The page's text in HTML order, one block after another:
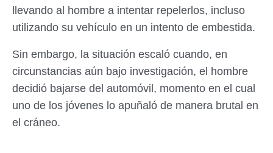
llevando al hombre a intentar repelerlos, incluso
utilizando su vehículo en un intento de embestida.
Sin embargo, la situación escaló cuando, en
circunstancias aún bajo investigación, el hombre
decidió bajarse del automóvil, momento en el cual
uno de los jóvenes lo apuñaló de manera brutal en
el cráneo.